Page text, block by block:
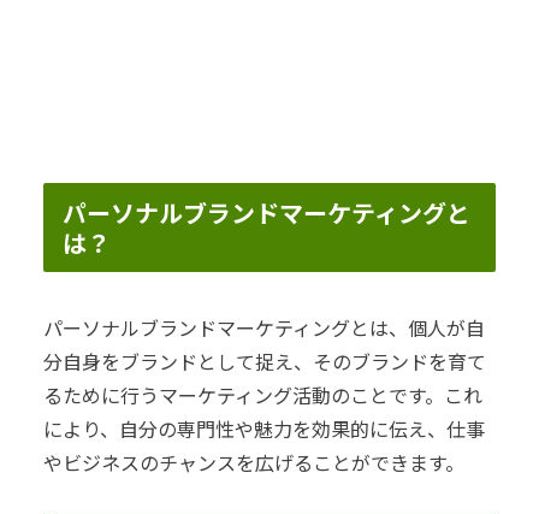
パーソナルブランドマーケティングと
は？
パーソナルブランドマーケティングとは、個人が自
分自身をブランドとして捉え、そのブランドを育て
るために行うマーケティング活動のことです。これ
により、自分の専門性や魅力を効果的に伝え、仕事
やビジネスのチャンスを広げることができます。